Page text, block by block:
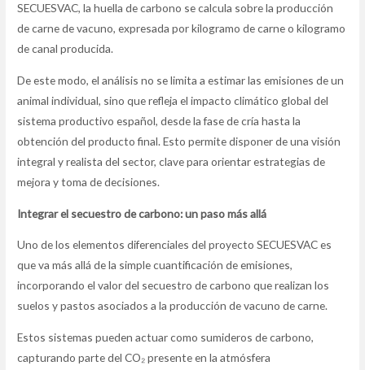
SECUESVAC, la huella de carbono se calcula sobre la producción
de carne de vacuno, expresada por kilogramo de carne o kilogramo
de canal producida.
De este modo, el análisis no se limita a estimar las emisiones de un
animal individual, sino que refleja el impacto climático global del
sistema productivo español, desde la fase de cría hasta la
obtención del producto final. Esto permite disponer de una visión
integral y realista del sector, clave para orientar estrategias de
mejora y toma de decisiones.
Integrar el secuestro de carbono: un paso más allá
Uno de los elementos diferenciales del proyecto SECUESVAC es
que va más allá de la simple cuantificación de emisiones,
incorporando el valor del secuestro de carbono que realizan los
suelos y pastos asociados a la producción de vacuno de carne.
Estos sistemas pueden actuar como sumideros de carbono,
capturando parte del CO₂ presente en la atmósfera